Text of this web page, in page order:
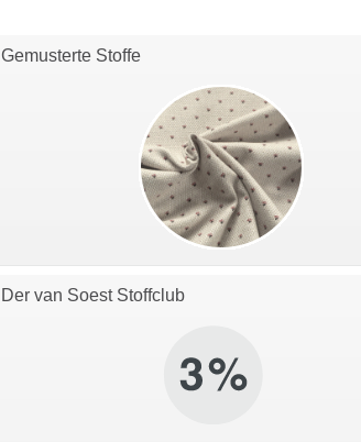
Gemusterte Stoffe
Der van Soest Stoffclub